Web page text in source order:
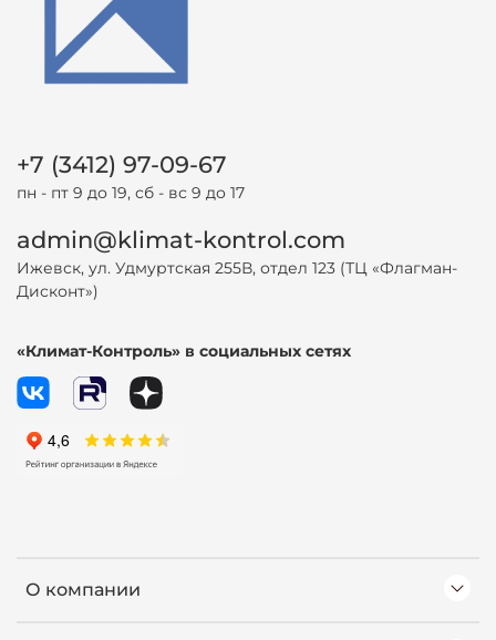
О компании
+7 (3412) 97-09-67
пн - пт 9 до 19, сб - вс 9 до 17
admin@klimat-kontrol.com
Ижевск, ул. Удмуртская 255В, отдел 123 (ТЦ «Флагман-
Дисконт»)
«Климат-Контроль» в социальных сетях